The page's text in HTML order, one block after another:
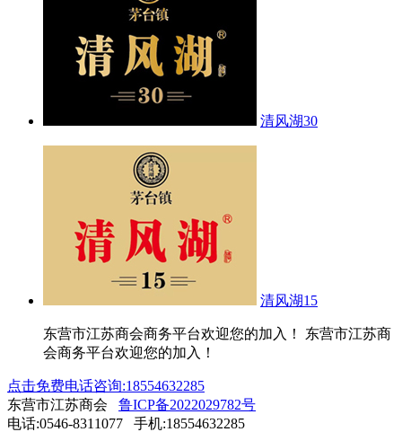
清风湖30
清风湖15
东营市江苏商会商务平台欢迎您的加入！ 东营市江苏商
会商务平台欢迎您的加入！
点击免费电话咨询:18554632285
东营市江苏商会 鲁ICP备2022029782号
电话:0546-8311077 手机:18554632285